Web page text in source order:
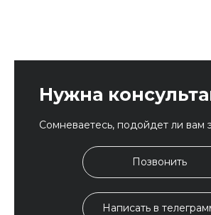
Нужна
Сомневаетесь, подойдет ли вам
Позвонить
Написать в